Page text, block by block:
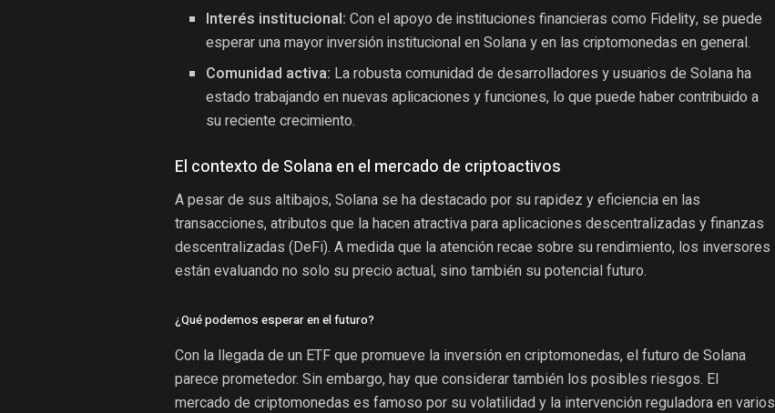
Interés institucional: Con el apoyo de instituciones financieras como Fidelity, se puede
esperar una mayor inversión institucional en Solana y en las criptomonedas en general.
Comunidad activa: La robusta comunidad de desarrolladores y usuarios de Solana ha
estado trabajando en nuevas aplicaciones y funciones, lo que puede haber contribuido a
su reciente crecimiento.
El contexto de Solana en el mercado de criptoactivos
A pesar de sus altibajos, Solana se ha destacado por su rapidez y eficiencia en las
transacciones, atributos que la hacen atractiva para aplicaciones descentralizadas y finanzas
descentralizadas (DeFi). A medida que la atención recae sobre su rendimiento, los inversores
están evaluando no solo su precio actual, sino también su potencial futuro.
¿Qué podemos esperar en el futuro?
Con la llegada de un ETF que promueve la inversión en criptomonedas, el futuro de Solana
parece prometedor. Sin embargo, hay que considerar también los posibles riesgos. El
mercado de criptomonedas es famoso por su volatilidad y la intervención reguladora en varios